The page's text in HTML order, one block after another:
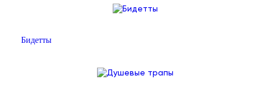
Бидетты